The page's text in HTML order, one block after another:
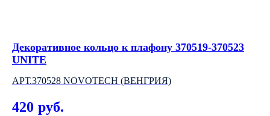
Декоративное кольцо к плафону 370519-370523
UNITE
АРТ.370528 NOVOTECH (ВЕНГРИЯ)
420 руб.